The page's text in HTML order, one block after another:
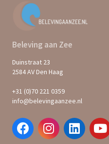
Beleving aan Zee
Duinstraat 23
2584 AV Den Haag
+31 (0)70 221 0359
info@belevingaanzee.nl